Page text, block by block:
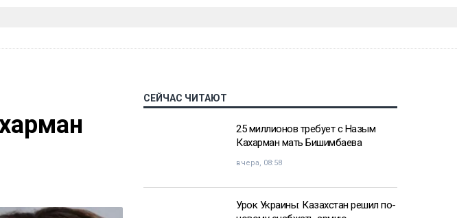
СЕЙЧАС ЧИТАЮТ
25 миллионов требует с Назым
Кахарман мать Бишимбаева
вчера, 08:58
Урок Украины: Казахстан решил по-